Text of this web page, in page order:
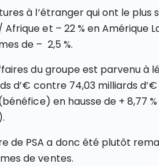
à l’étranger qui ont le plus
et – 22 % en Amérique
de – 2,5 %.
du groupe est parvenu
d’€ contre 74,03 milliards
en hausse de + 8,77
de PSA a donc été plutôt
de ventes.